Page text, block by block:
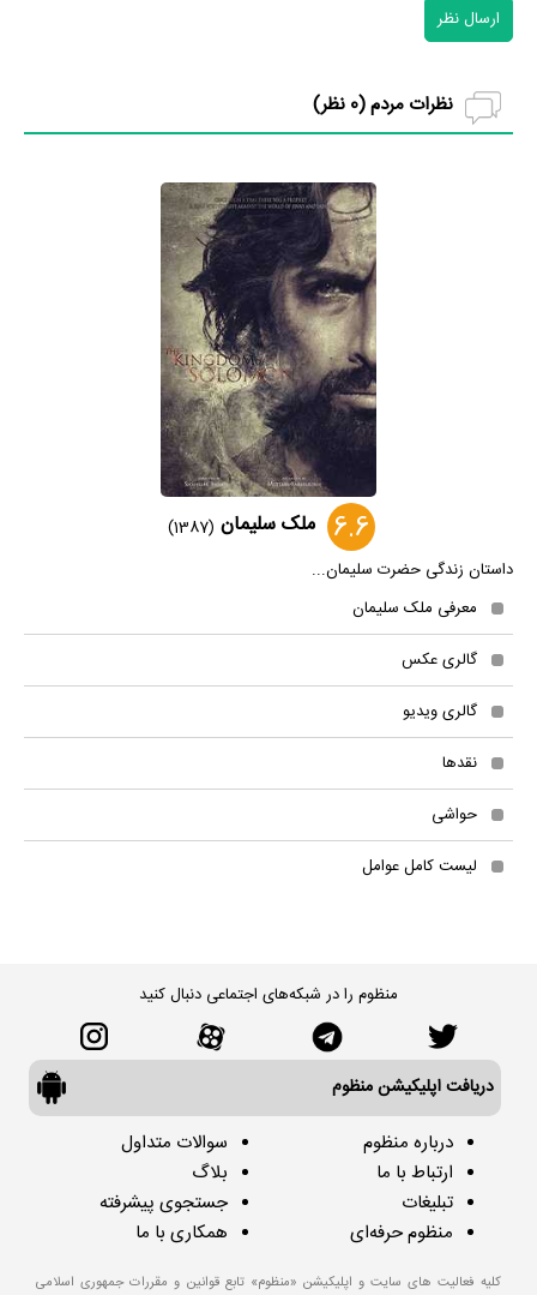
ارسال نظر
نظرات مردم (0 نظر)
6.6 ملک سلیمان (1387)
داستان زندگی حضرت سلیمان...
معرفی ملک سلیمان
گالری عکس
گالری ویدیو
نقدها
حواشی
لیست کامل عوامل
منظوم را در شبکه‌های اجتماعی دنبال کنید
دریافت اپلیکیشن منظوم
درباره منظوم
ارتباط با ما
تبلیغات
منظوم حرفه‌ای
سوالات متداول
بلاگ
جستجوی پیشرفته
همکاری با ما
کلیه فعالیت های سایت و اپلیکیشن «منظوم» تابع قوانین و مقررات جمهوری اسلامی